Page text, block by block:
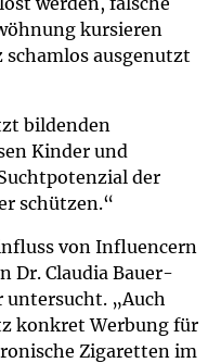
kursieren
schamlos ausgenutzt
bildenden
Kinder und
der
schützen.“
von Influencern
Dr. Claudia Bauer-
„Auch
konkret Werbung für
Zigaretten im